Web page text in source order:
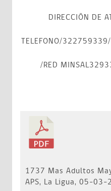
DIRECCIÓN DE
TELEFONO/
/RED
1737 Mas Adultos
APS, La Ligua, 05-03-